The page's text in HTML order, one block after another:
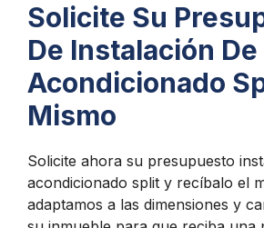
Solicite Su
De Instalación
Acondicionado
Mismo
Solicite ahora su presupuesto
acondicionado split y recíbalo el
adaptamos a las dimensiones y